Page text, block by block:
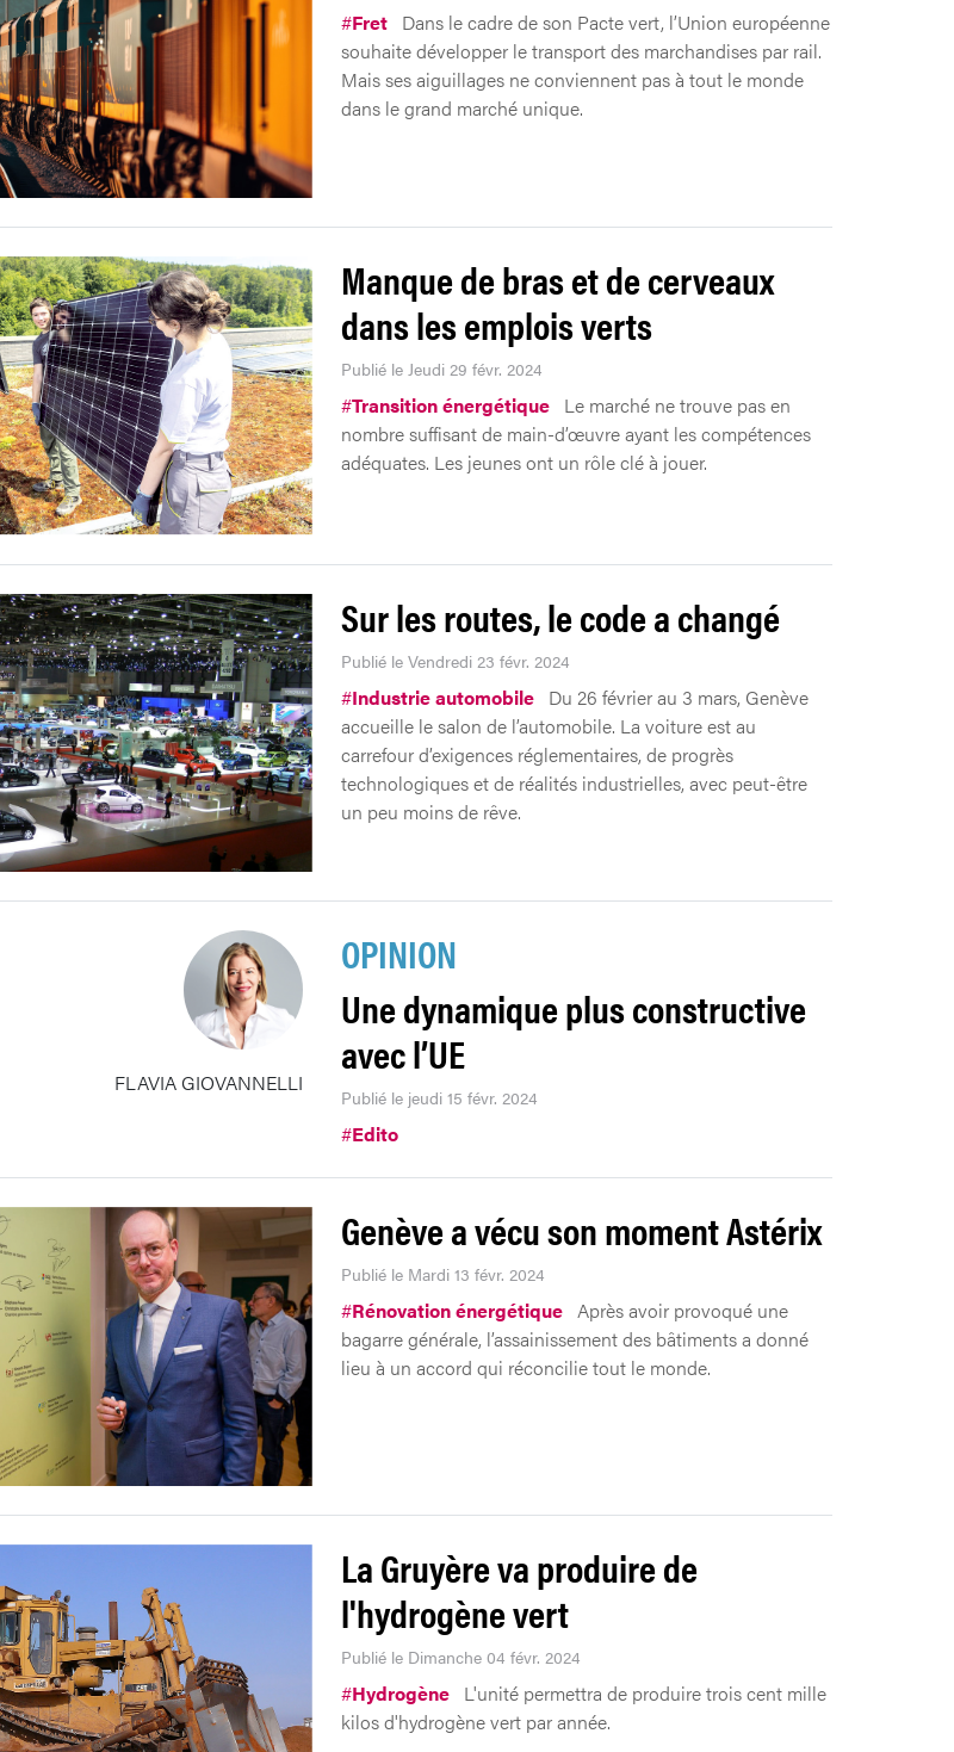
#Fret Dans le cadre de son Pacte vert, l’Union européenne
souhaite développer le transport des marchandises par rail.
Mais ses aiguillages ne conviennent pas à tout le monde
dans le grand marché unique.
Manque de bras et de cerveaux
dans les emplois verts
Publié le Jeudi 29 févr. 2024
#Transition énergétique Le marché ne trouve pas en
nombre suffisant de main-d’œuvre ayant les compétences
adéquates. Les jeunes ont un rôle clé à jouer.
Sur les routes, le code a changé
Publié le Vendredi 23 févr. 2024
#Industrie automobile Du 26 février au 3 mars, Genève
accueille le salon de l’automobile. La voiture est au
carrefour d’exigences réglementaires, de progrès
technologiques et de réalités industrielles, avec peut-être
un peu moins de rêve.
FLAVIA GIOVANNELLI
OPINION
Une dynamique plus constructive
avec l’UE
Publié le jeudi 15 févr. 2024
#Edito
Genève a vécu son moment Astérix
Publié le Mardi 13 févr. 2024
#Rénovation énergétique Après avoir provoqué une
bagarre générale, l’assainissement des bâtiments a donné
lieu à un accord qui réconcilie tout le monde.
La Gruyère va produire de
l'hydrogène vert
Publié le Dimanche 04 févr. 2024
#Hydrogène L'unité permettra de produire trois cent mille
kilos d'hydrogène vert par année.